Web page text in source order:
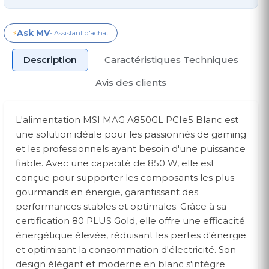
⚡Ask MV- Assistant d'achat
Description
Caractéristiques Techniques
Avis des clients
L'alimentation MSI MAG A850GL PCIe5 Blanc est
une solution idéale pour les passionnés de gaming
et les professionnels ayant besoin d'une puissance
fiable. Avec une capacité de 850 W, elle est
conçue pour supporter les composants les plus
gourmands en énergie, garantissant des
performances stables et optimales. Grâce à sa
certification 80 PLUS Gold, elle offre une efficacité
énergétique élevée, réduisant les pertes d'énergie
et optimisant la consommation d'électricité. Son
design élégant et moderne en blanc s'intègre